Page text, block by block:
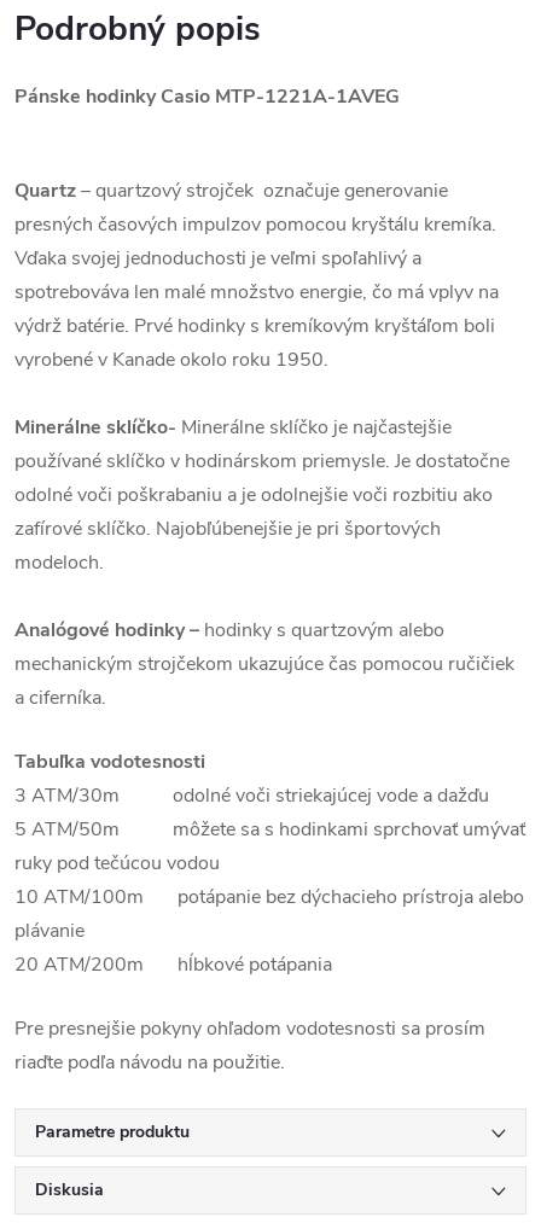
Podrobný popis
Pánske hodinky Casio MTP-1221A-1AVEG
Quartz– quartzový strojček označuje generovanie
presných časových impulzov pomocou kryštálu kremíka.
Vďaka svojej jednoduchosti je veľmi spoľahlivý a
spotrebováva len malé množstvo energie, čo má vplyv na
výdrž batérie. Prvé hodinky s kremíkovým kryštáľom boli
vyrobené v Kanade okolo roku 1950.
Minerálne sklíčko- Minerálne sklíčko je najčastejšie
používané sklíčko v hodinárskom priemysle. Je dostatočne
odolné voči poškrabaniu a je odolnejšie voči rozbitiu ako
zafírové sklíčko. Najobľúbenejšie je pri športových
modeloch.
Analógové hodinky – hodinky s quartzovým alebo
mechanickým strojčekom ukazujúce čas pomocou ručičiek
a ciferníka.
Tabuľka vodotesnosti
3 ATM/30m odolné voči striekajúcej vode a dažďu
5 ATM/50m môžete sa s hodinkami sprchovať umývať
ruky pod tečúcou vodou
10 ATM/100m potápanie bez dýchacieho prístroja alebo
plávanie
20 ATM/200m hĺbkové potápania
Pre presnejšie pokyny ohľadom vodotesnosti sa prosím
riaďte podľa návodu na použitie.
Parametre produktu
Diskusia